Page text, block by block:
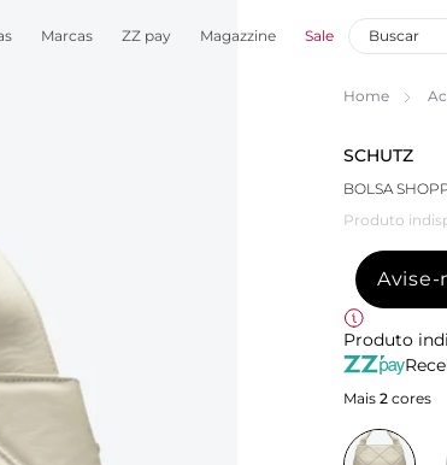
Marcas ZZ pay Magazzine Sale
Home
SCHUTZ
BOLSA
Produto
Avise-
Produto
Mais 2 cores